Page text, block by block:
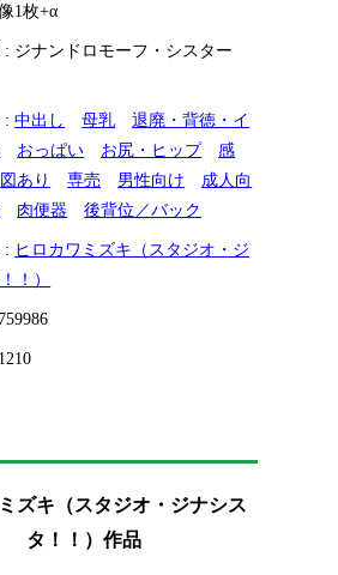
1枚+α
: ジナンドロモーフ・シスター
:中出し 母乳
退廃・背徳・イ
おっぱい お尻・ヒップ
感
あり 専売 男性向け
成人向
肉便器 後背位／バック
: ヒロカワミズキ（スタジオ・ジ
！）
ズキ（スタジオ・ジナシス
タ！！）作品